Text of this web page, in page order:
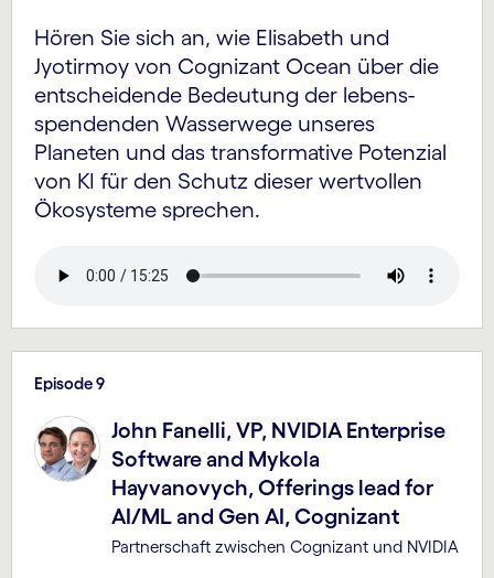
Hören Sie sich an, wie Elisabeth und
Jyotirmoy von Cognizant Ocean über die
entscheidende Bedeutung der lebens­
spendenden Wasserwege unseres
Planeten und das transformative Potenzial
von KI für den Schutz dieser wertvollen
Ökosysteme sprechen.
Episode 9
John Fanelli, VP, NVIDIA Enterprise
Software and Mykola
Hayvanovych, Offerings lead for
AI/ML and Gen AI, Cognizant
Partnerschaft zwischen Cognizant und NVIDIA